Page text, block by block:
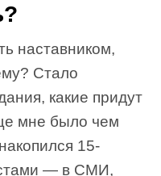
наставником,
Стало
какие придут
мне было чем
15-
— в СМИ,